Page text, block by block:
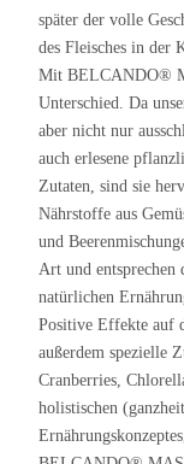
später der volle
des Fleisches in der
Mit BELCANDO®
Unterschied. Da
aber nicht nur
auch erlesene
Zutaten, sind sie
Nährstoffe aus
und
Art und entsprechen
natürlichen
Positive Effekte auf
außerdem spezielle
Cranberries,
holistischen